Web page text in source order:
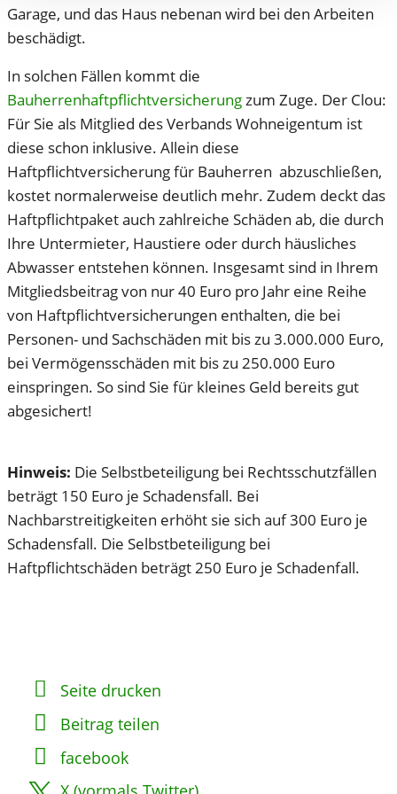
Garage, und das Haus nebenan wird bei den Arbeiten
beschädigt.
In solchen Fällen kommt die
Bauherrenhaftpflichtversicherungzum Zuge. Der Clou:
Für Sie als Mitglied des Verbands Wohneigentum ist
diese schon inklusive. Allein diese
Haftpflichtversicherung für Bauherren abzuschließen,
kostet normalerweise deutlich mehr. Zudem deckt das
Haftpflichtpaket auch zahlreiche Schäden ab, die durch
Ihre Untermieter, Haustiere oder durch häusliches
Abwasser entstehen können. Insgesamt sind in Ihrem
Mitgliedsbeitrag von nur 40 Euro pro Jahr eine Reihe
von Haftpflichtversicherungen enthalten, die bei
Personen- und Sachschäden mit bis zu 3.000.000 Euro,
bei Vermögensschäden mit bis zu 250.000 Euro
einspringen. So sind Sie für kleines Geld bereits gut
abgesichert!
Hinweis: Die Selbstbeteiligung bei Rechtsschutzfällen
beträgt 150 Euro je Schadensfall. Bei
Nachbarstreitigkeiten erhöht sie sich auf 300 Euro je
Schadensfall. Die Selbstbeteiligung bei
Haftpflichtschäden beträgt 250 Euro je Schadenfall.
Seite drucken
Beitrag teilen
facebook